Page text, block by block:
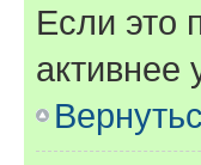
Если это
активнее